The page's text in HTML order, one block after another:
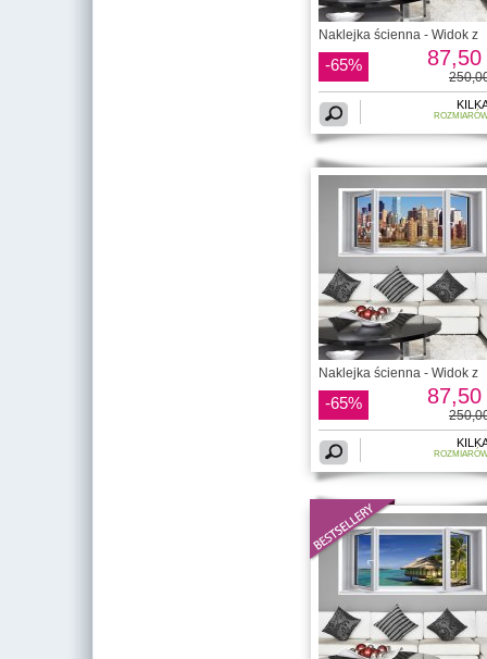
Naklejka ścienna - Widok z
-65% 87,50
Naklejka ścienna - Widok z
-65% 87,50